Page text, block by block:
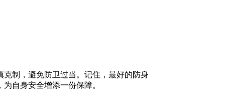
制，避免防卫过当。记住，最好的防身
自身安全增添一份保障。